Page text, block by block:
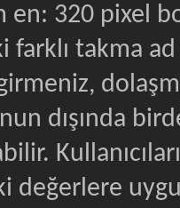
en: 320 pixel
takma ad
dışında
değerlere